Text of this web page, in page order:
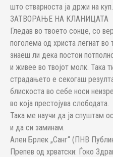
што стварноста ја држи на куп.
ЗАТВОРАЊЕ НА КЛАНИЦАТА
Гледав во твоето сонце, со
поголема од христа легнат во
знаеш ли дека постои
и живее во твојот молк. Така
страдањето е секогаш
блискоста во себе носи
во која престојува слободата.
Така ме научи да ја спуштам
и да си заминам.
Ален Брлек „Санг“ (ПНВ
Препев од хрватски: Ѓоко